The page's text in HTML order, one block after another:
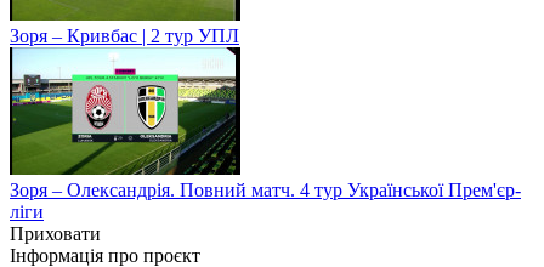
Зоря – Кривбас | 2 тур УПЛ
Зоря – Олександрія. Повний матч. 4 тур Української Прем'єр-
ліги
Приховати
Інформація про проєкт